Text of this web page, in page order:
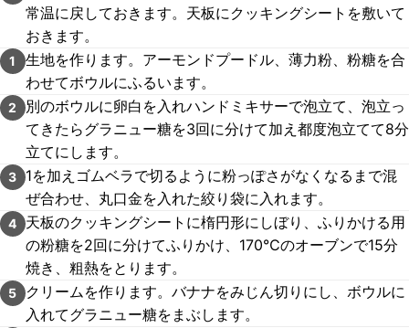
常温に戻しておきます。天板にクッキングシートを敷いて
おきます。
1
生地を作ります。アーモンドプードル、薄力粉、粉糖を合
わせてボウルにふるいます。
2
別のボウルに卵白を入れハンドミキサーで泡立て、泡立っ
てきたらグラニュー糖を3回に分けて加え都度泡立てて8分
立てにします。
3
1を加えゴムベラで切るように粉っぽさがなくなるまで混
ぜ合わせ、丸口金を入れた絞り袋に入れます。
4
天板のクッキングシートに楕円形にしぼり、ふりかける用
の粉糖を2回に分けてふりかけ、170℃のオーブンで15分
焼き、粗熱をとります。
5
クリームを作ります。バナナをみじん切りにし、ボウルに
入れてグラニュー糖をまぶします。